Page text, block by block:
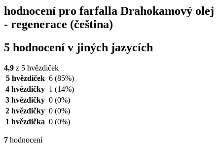
hodnocení pro farfalla Drahokamový olej
- regenerace (čeština)
5 hodnocení v jiných jazycích
4,9 z 5 hvězdiček
5 hvězdiček 6 (85%)
4 hvězdičky 1 (14%)
3 hvězdičky 0 (0%)
2 hvězdičky 0 (0%)
1 hvězdička 0 (0%)
7 hodnocení